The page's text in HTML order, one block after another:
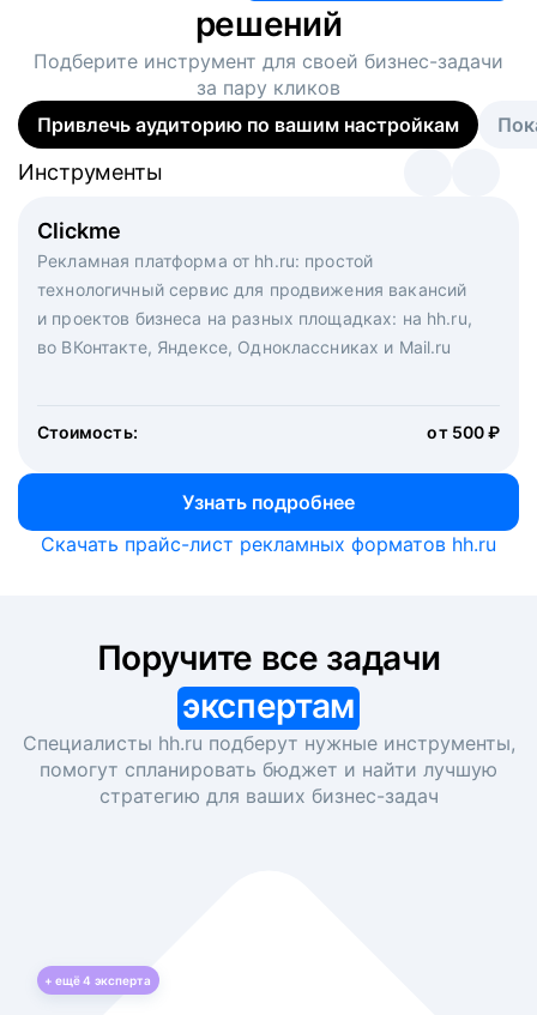
решений
Подберите инструмент для своей бизнес-задачи
за пару кликов
Привлечь аудиторию по вашим настройкам
Clickme
Рекламная платформа от hh.ru: простой
технологичный сервис для продвижения вакансий
и проектов бизнеса на разных площадках: на hh.ru,
во ВКонтакте, Яндексе, Одноклассниках и Mail.ru
Стоимость: от 500 ₽
Узнать подробнее
Инструменты
Вакансия дня
Рекламный формат для вакансий на главной странице
hh.ru. Увеличивает количество откликов
Инструменты
Массовый подбор под ключ. Решите, сколько
кандидатов и когда вам нужно, и за дело возьмутся
маркетологи, рекрутеры и проектные менеджеры
hh.ru с целым набором digital-инструментов
Инструменты
Скачать прайс-лист рекламных форматов hh.ru
экспертам
Специалисты hh.ru подберут нужные инструменты,
помогут спланировать бюджет и найти лучшую
стратегию для ваших бизнес-задач
+ ещё4 эксперта